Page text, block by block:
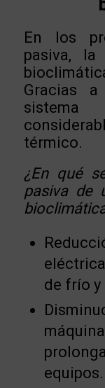
En los
pasiva,
Gracias
térmico.
¿En qué
pasiva de
de frío y
equipos.